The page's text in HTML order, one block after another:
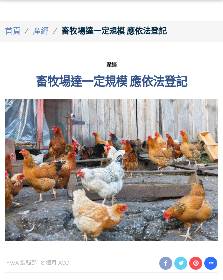
首頁 / 產經 / 畜牧場達一定規模 應依法登記
產經
畜牧場達一定規模 應依法登記
FWA 編輯部 8 個月 AGO